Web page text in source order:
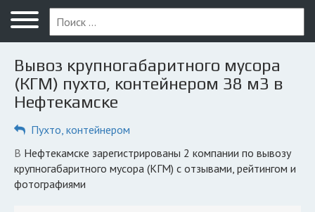
Меню
Главная
Вопрос юристу
Нефтекамск
ПОЛЬЗОВАТЕЛЯМ
Компании
Экоблог
Вывоз крупногабаритного мусора
(КГМ) пухто, контейнером 38 м3 в
Нефтекамске
Пухто, контейнером
в Нефтекамске зарегистрированы 2 компании по вывозу
крупногабаритного мусора (КГМ) с отзывами, рейтингом и
фотографиями